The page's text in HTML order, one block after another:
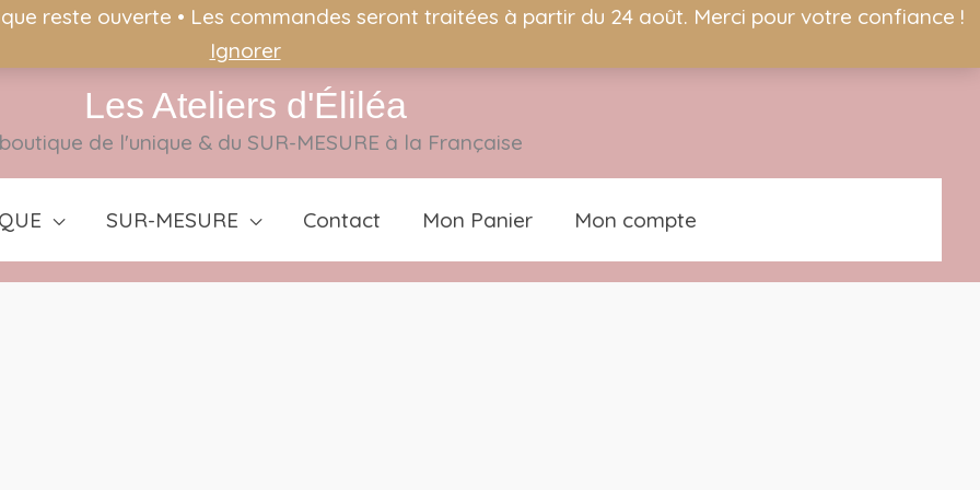
reste ouverte • Les commandes seront traitées à partir du 24 août. Merci pour votre confiance !
Ignorer
Les Ateliers d'Éliléa
de l'unique & du SUR-MESURE à la Française
SUR-MESURE Contact Mon Panier Mon compte